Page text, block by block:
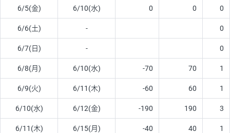
6/5(金) 6/10(水) 0 0 0
6/6(土) - 0
6/7(日) - 0
6/8(月) 6/10(水) -70 70 1
6/9(火) 6/11(木) -60 60 1
6/10(水) 6/12(金) -190 190 3
6/11(木) 6/15(月) -40 40 1